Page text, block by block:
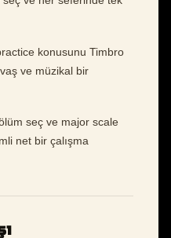
konusunu Timbro
ve müzikal bir
seç ve major scale
net bir çalışma